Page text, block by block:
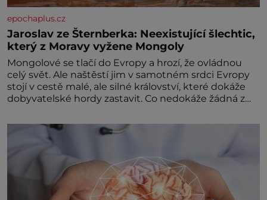
epochaplus.cz
Jaroslav ze Šternberka: Neexistující šlechtic,
který z Moravy vyžene Mongoly
Mongolové se tlačí do Evropy a hrozí, že ovládnou
celý svět. Ale naštěstí jim v samotném srdci Evropy
stojí v cestě malé, ale silné království, které dokáže
dobyvatelské hordy zastavit. Co nedokáže žádná z
král. Nebo že by ne? Mongolové od roku 1223
postupují podél Kaspického a Azovského moře,